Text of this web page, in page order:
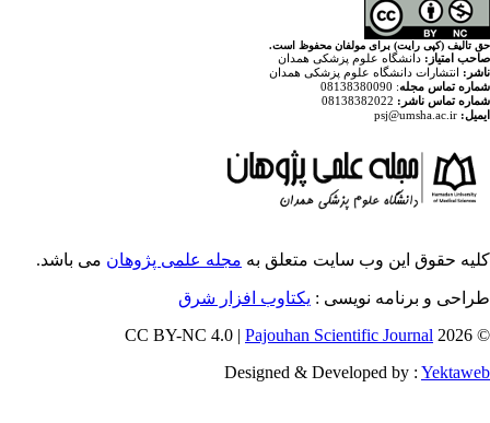
محفوظ است.
همدان
پزشکی همدان
متعلق به مجله علمی پژوهان می باشد.
:یکتاوب افزار شرق
Pajouhan
Designed &